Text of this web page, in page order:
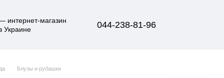
044-238-81-96
Блузы и рубашки